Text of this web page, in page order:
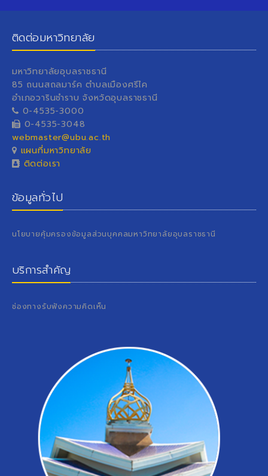
ติดต่อมหาวิทยาลัย
มหาวิทยาลัยอุบลราชธานี
85 ถนนสถลมาร์ค ตำบลเมืองศรีไค
อำเภอวารินชำราบ จังหวัดอุบลราชธานี
0-4535-3000
0-4535-3048
webmaster@ubu.ac.th
แผนที่มหาวิทยาลัย
ติดต่อเรา
ข้อมูลทั่วไป
นโยบายคุ้มครองข้อมูลส่วนบุคคลมหาวิทยาลัยอุบลราชธานี
บริการสำคัญ
ช่องทางรับฟังความคิดเห็น